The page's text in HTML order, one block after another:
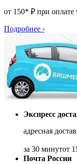
от 150* ₽ при оплате
Подробнее ›
Экспресс
адресная
за 30 минутот
Почта России